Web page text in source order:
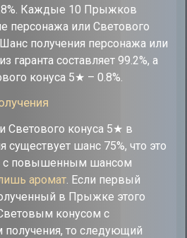
Каждые 10 Прыжков
персонажа или Светового
получения персонажа или
гаранта составляет 99.2%, а
конуса 5★ – 0.8%.
Светового конуса 5★ в
шанс 75%, что это
с повышенным шансом
аромат. Если первый
в Прыжке этого
конусом с
то следующий